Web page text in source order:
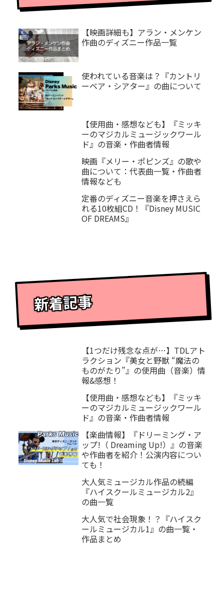
【映画詳細も】アラン・メンケン
作曲のディズニー作品一覧
使われている音楽は？『カントリ
ーベア・シアター』の曲について
【使用曲・感想なども】『ミッキ
ーのマジカルミュージックワール
ド』の音楽・作曲者情報
映画『メリー・ポピンズ』の歌や
曲について：代表曲一覧・作曲者
情報なども
定番のディズニー音楽を押さえら
れる10枚組CD！『Disney MUSIC
OF DREAMS』
新着記事
【1つだけ残念な点が…】TDLアト
ラクション『美女と野獣 “魔法の
ものがたり”』の使用曲（音楽）情
報&感想！
【使用曲・感想なども】『ミッキ
ーのマジカルミュージックワール
ド』の音楽・作曲者情報
【楽曲情報】『ドリーミング・ア
ップ!（ Dreaming Up!）』の音楽
や作曲者を紹介！公演内容につい
ても！
大人気ミュージカル作品の続編
『ハイスクールミュージカル2』
の曲一覧
大人気で社会現象！？『ハイスク
ールミュージカル1』の曲一覧・
作品まとめ